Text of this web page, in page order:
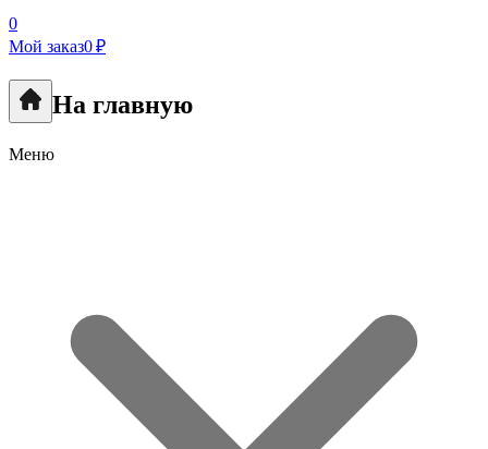
0
Мой заказ0 ₽
На главную
Меню